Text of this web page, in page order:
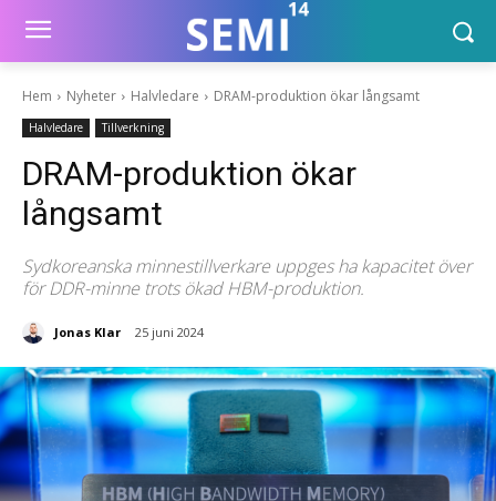
Hem Nyheter Halvledare DRAM-produktion ökar långsamt
Halvledare Tillverkning
DRAM-produktion ökar
långsamt
Sydkoreanska minnestillverkare uppges ha kapacitet över
för DDR-minne trots ökad HBM-produktion.
Jonas Klar 25 juni 2024